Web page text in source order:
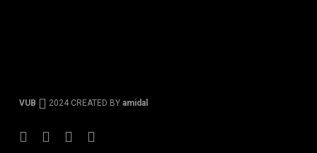
VUB 2024 CREATED BY amidal
FacebookInstagram
Tiktok Youtube